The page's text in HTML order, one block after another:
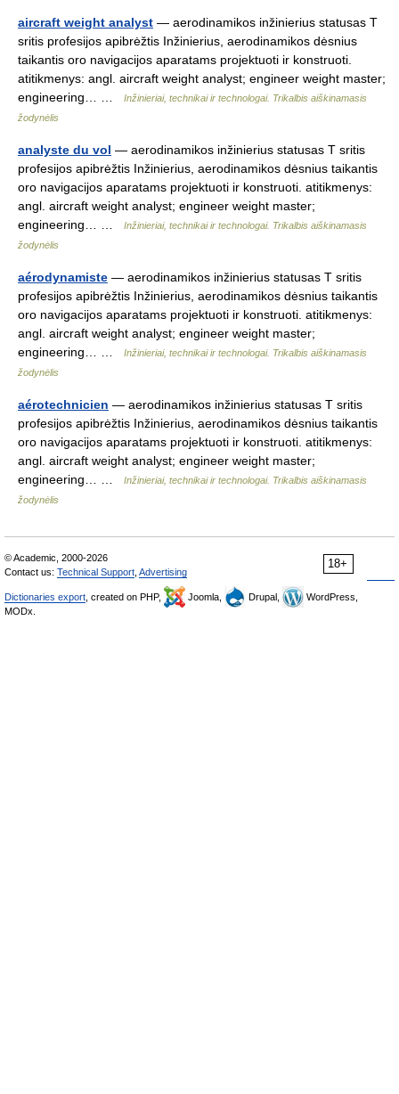
aircraft weight analyst — aerodinamikos inžinierius statusas T
sritis profesijos apibrėžtis Inžinierius, aerodinamikos dėsnius
taikantis oro navigacijos aparatams projektuoti ir konstruoti.
atitikmenys: angl. aircraft weight analyst; engineer weight master;
engineering… …
Inžinieriai, technikai ir technologai. Trikalbis aiškinamasis
žodynėlis
analyste du vol — aerodinamikos inžinierius statusas T sritis
profesijos apibrėžtis Inžinierius, aerodinamikos dėsnius taikantis
oro navigacijos aparatams projektuoti ir konstruoti. atitikmenys:
angl. aircraft weight analyst; engineer weight master;
engineering… …
Inžinieriai, technikai ir technologai. Trikalbis aiškinamasis
žodynėlis
aérodynamiste — aerodinamikos inžinierius statusas T sritis
profesijos apibrėžtis Inžinierius, aerodinamikos dėsnius taikantis
oro navigacijos aparatams projektuoti ir konstruoti. atitikmenys:
angl. aircraft weight analyst; engineer weight master;
engineering… …
Inžinieriai, technikai ir technologai. Trikalbis aiškinamasis
žodynėlis
aérotechnicien — aerodinamikos inžinierius statusas T sritis
profesijos apibrėžtis Inžinierius, aerodinamikos dėsnius taikantis
oro navigacijos aparatams projektuoti ir konstruoti. atitikmenys:
angl. aircraft weight analyst; engineer weight master;
engineering… …
Inžinieriai, technikai ir technologai. Trikalbis aiškinamasis
žodynėlis
18+
© Academic, 2000-2026
Contact us: Technical Support Advertising
Dictionaries export , created on PHP, Joomla, Drupal,
WordPress,
MODx.